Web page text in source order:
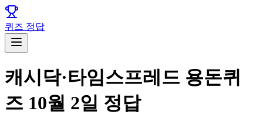
퀴즈 정답
캐시닥·타임스프레드 용돈퀴
즈 10월 2일 정답